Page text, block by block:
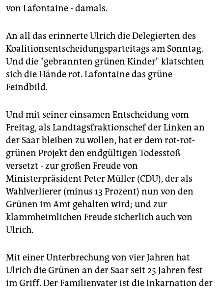
von Lafontaine - damals.
An all das erinnerte Ulrich die Delegierten des
Koalitionsentscheidungsparteitags am Sonntag.
Und die "gebrannten grünen Kinder" klatschten
sich die Hände rot. Lafontaine das grüne
Feindbild.
Und mit seiner einsamen Entscheidung vom
Freitag, als Landtagsfraktionschef der Linken an
der Saar bleiben zu wollen, hat er dem rot-rot-
grünen Projekt den endgültigen Todesstoß
versetzt - zur großen Freude von
Ministerpräsident Peter Müller (CDU), der als
Wahlverlierer (minus 13 Prozent) nun von den
Grünen im Amt gehalten wird; und zur
klammheimlichen Freude sicherlich auch von
Ulrich.
Mit einer Unterbrechung von vier Jahren hat
Ulrich die Grünen an der Saar seit 25 Jahren fest
im Griff. Der Familienvater ist die Inkarnation der